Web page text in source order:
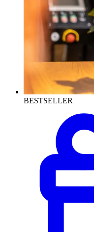
BESTSELLER